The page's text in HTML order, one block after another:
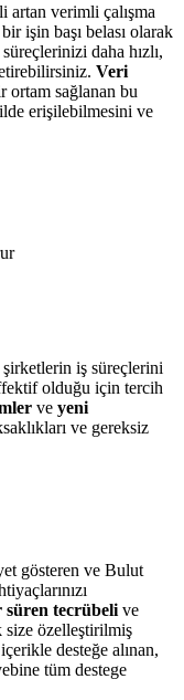
artan verimli çalışma
işin başı belası olarak
daha hızlı,
Veri
ortam sağlanan bu
erişilebilmesini ve
şirketlerin iş süreçlerini
olduğu için tercih
ve yeni
ve gereksiz
gösteren ve Bulut
süren tecrübeli ve
size özelleştirilmiş
desteğe alınan,
tüm destege